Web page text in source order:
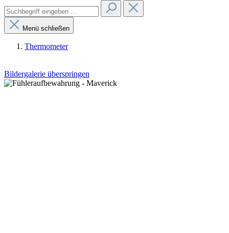
Menü schließen
Thermometer
Bildergalerie überspringen